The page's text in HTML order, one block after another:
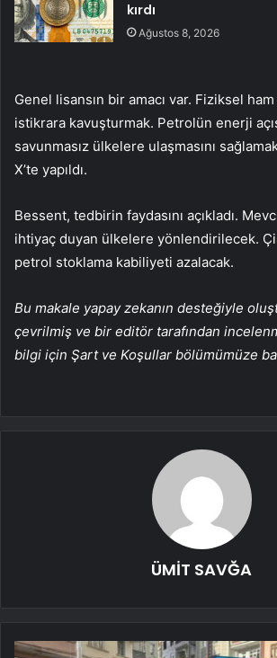
kırdı
Ağustos 8, 2026
Genel lisansın bir amacı var. Fiziksel
istikrara kavuşturmak. Petrolün enerji
savunmasız ülkelere ulaşmasını
X’te yapıldı.
Bessent, tedbirin faydasını açıkladı.
ihtiyaç duyan ülkelere yönlendirilecek.
petrol stoklama kabiliyeti azalacak.
Bu makale yapay zekanın desteğiyle
çevrilmiş ve bir editör tarafından
bilgi için Şart ve Koşullar bölümümüze
ÜMİT SAVĞA